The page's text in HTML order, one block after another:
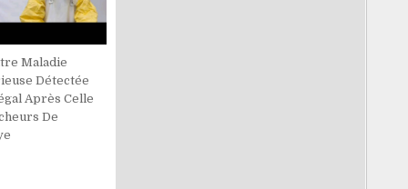
Maladie
Détectée
Après Celle
De